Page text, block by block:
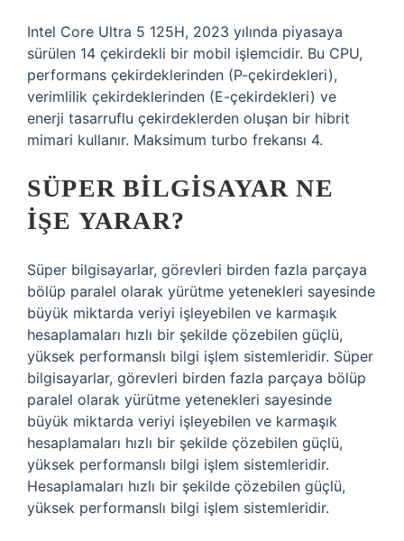
Intel Core Ultra 5 125H, 2023 yılında piyasaya
sürülen 14 çekirdekli bir mobil işlemcidir. Bu CPU,
performans çekirdeklerinden (P-çekirdekleri),
verimlilik çekirdeklerinden (E-çekirdekleri) ve
enerji tasarruflu çekirdeklerden oluşan bir hibrit
mimari kullanır. Maksimum turbo frekansı 4.
SÜPER BILGISAYAR NE
IŞE YARAR?
Süper bilgisayarlar, görevleri birden fazla parçaya
bölüp paralel olarak yürütme yetenekleri sayesinde
büyük miktarda veriyi işleyebilen ve karmaşık
hesaplamaları hızlı bir şekilde çözebilen güçlü,
yüksek performanslı bilgi işlem sistemleridir. Süper
bilgisayarlar, görevleri birden fazla parçaya bölüp
paralel olarak yürütme yetenekleri sayesinde
büyük miktarda veriyi işleyebilen ve karmaşık
hesaplamaları hızlı bir şekilde çözebilen güçlü,
yüksek performanslı bilgi işlem sistemleridir.
Hesaplamaları hızlı bir şekilde çözebilen güçlü,
yüksek performanslı bilgi işlem sistemleridir.